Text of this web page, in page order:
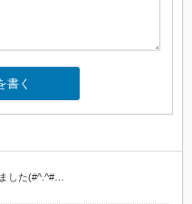
した(#^.^#…